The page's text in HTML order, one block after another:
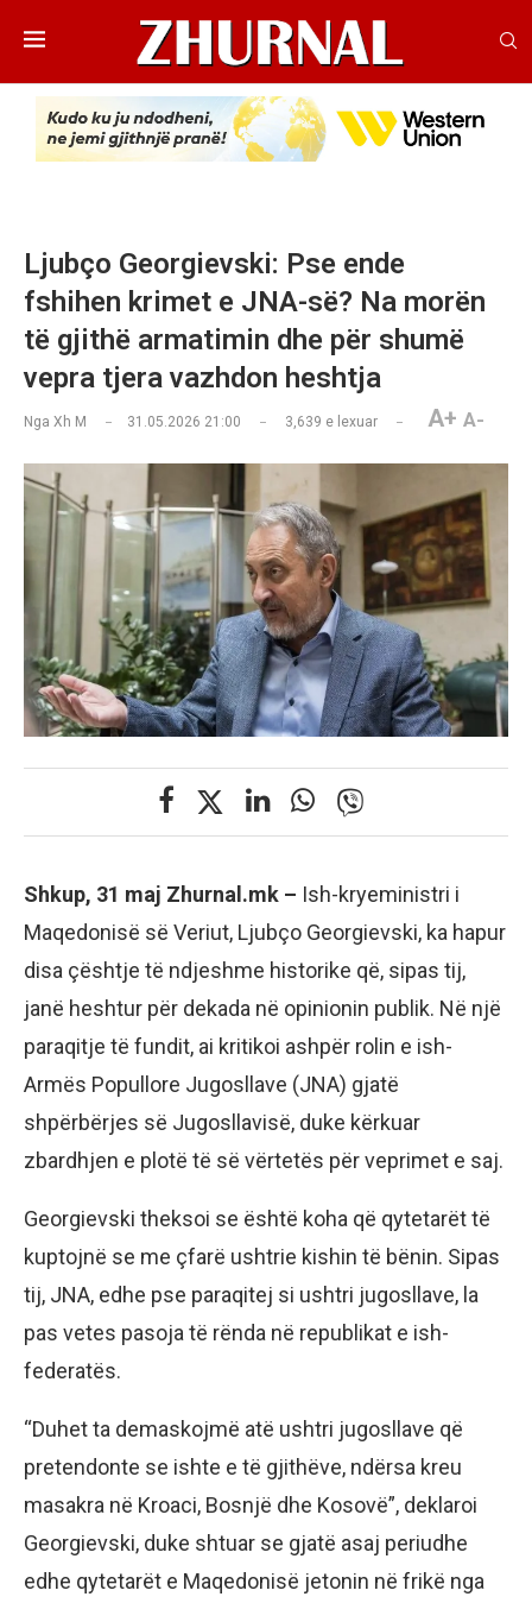
Ljubço Georgievski: Pse ende
fshihen krimet e JNA-së? Na morën
të gjithë armatimin dhe për shumë
vepra tjera vazhdon heshtja
Nga Xh M 31.05.2026 21:00 3,639 e lexuar A+ A-
Shkup, 31 maj Zhurnal.mk – Ish-kryeministri i
Maqedonisë së Veriut, Ljubço Georgievski, ka hapur
disa çështje të ndjeshme historike që, sipas tij,
janë heshtur për dekada në opinionin publik. Në një
paraqitje të fundit, ai kritikoi ashpër rolin e ish-
Armës Popullore Jugosllave (JNA) gjatë
shpërbërjes së Jugosllavisë, duke kërkuar
zbardhjen e plotë të së vërtetës për veprimet e saj.
Georgievski theksoi se është koha që qytetarët të
kuptojnë se me çfarë ushtrie kishin të bënin. Sipas
tij, JNA, edhe pse paraqitej si ushtri jugosllave, la
pas vetes pasoja të rënda në republikat e ish-
federatës.
“Duhet ta demaskojmë atë ushtri jugosllave që
pretendonte se ishte e të gjithëve, ndërsa kreu
masakra në Kroaci, Bosnjë dhe Kosovë”, deklaroi
Georgievski, duke shtuar se gjatë asaj periudhe
edhe qytetarët e Maqedonisë jetonin në frikë nga